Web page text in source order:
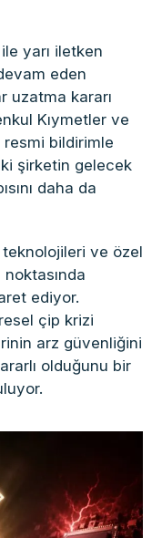
yarı iletken
eden
uzatma kararı
Kıymetler ve
resmi bildirimle
şirketin gelecek
daha da
teknolojileri ve özel
ediyor.
çip krizi
arz güvenliğini
olduğunu bir